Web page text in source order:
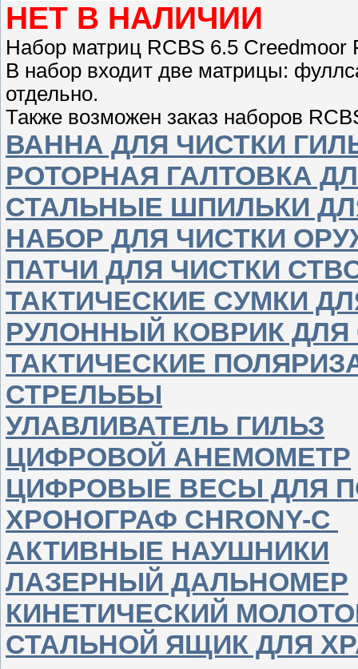
НЕТ В НАЛИЧИИ
Набор матриц RCBS 6.5 Creedmoor
В набор входит две матрицы:
отдельно.
Также возможен заказ наборов
ВАННА ДЛЯ ЧИСТКИ
РОТОРНАЯ ГАЛТОВКА
СТАЛЬНЫЕ ШПИЛЬКИ
НАБОР ДЛЯ ЧИСТКИ
ПАТЧИ ДЛЯ ЧИСТКИ
ТАКТИЧЕСКИЕ СУМКИ
РУЛОННЫЙ КОВРИК
ТАКТИЧЕСКИЕ
СТРЕЛЬБЫ
УЛАВЛИВАТЕЛЬ ГИЛЬЗ
ЦИФРОВОЙ АНЕМОМЕТР
ЦИФРОВЫЕ ВЕСЫ ДЛЯ
ХРОНОГРАФ CHRONY-C
АКТИВНЫЕ НАУШНИКИ
ЛАЗЕРНЫЙ ДАЛЬНОМЕР
КИНЕТИЧЕСКИЙ
СТАЛЬНОЙ ЯЩИК ДЛЯ